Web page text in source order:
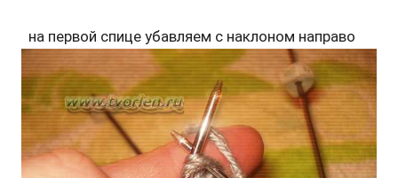
на первой спице убавляем с наклоном направо